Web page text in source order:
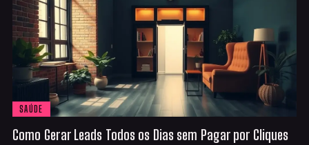
SAÚDE
Como Gerar Leads Todos os Dias sem Pagar por Cliques